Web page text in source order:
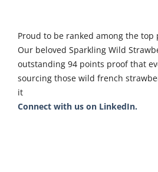
Proud to be ranked among the top
Our beloved Sparkling Wild
outstanding 94 points proof that
sourcing those wild french
it
Connect with us on LinkedIn.